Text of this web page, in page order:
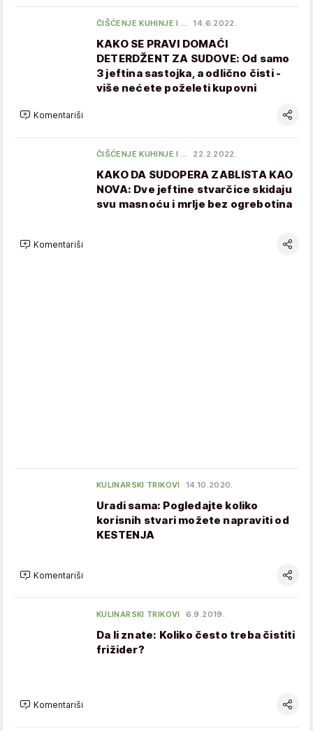
ČIŠĆENJE KUHINJE I … 14.6.2022.
KAKO SE PRAVI DOMAĆI
DETERDŽENT ZA SUDOVE: Od samo
3 jeftina sastojka, a odlično čisti -
više nećete poželeti kupovni
Komentariši
ČIŠĆENJE KUHINJE I … 22.2.2022.
KAKO DA SUDOPERA ZABLISTA KAO
NOVA: Dve jeftine stvarčice skidaju
svu masnoću i mrlje bez ogrebotina
Komentariši
KULINARSKI TRIKOVI 14.10.2020.
Uradi sama: Pogledajte koliko
korisnih stvari možete napraviti od
KESTENJA
Komentariši
KULINARSKI TRIKOVI 6.9.2019.
Da li znate: Koliko često treba čistiti
frižider?
Komentariši